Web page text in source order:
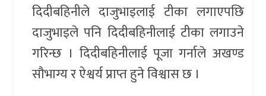
दिदीबहिनीले दाजुभाइलाई टीका लगाएपछि
दाजुभाइले पनि दिदीबहिनीलाई टीका लगाउने
गरिन्छ । दिदीबहिनीलाई पूजा गर्नाले अखण्ड
सौभाग्य र ऐश्वर्य प्राप्त हुने विश्वास छ ।